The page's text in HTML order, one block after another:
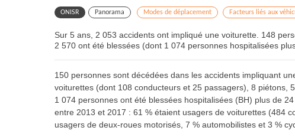
ONISR Panorama Modes de déplacement Facteurs liés aux
Sur 5 ans, 2 053 accidents ont impliqué une voiturette. 148
2 570 ont été blessées (dont 1 074 personnes hospitalisées
150 personnes sont décédées dans les accidents impliquant
voiturettes (dont 108 conducteurs et 25 passagers), 8 piétons,
1 074 personnes ont été blessées hospitalisées (BH) plus de
entre 2013 et 2017 : 61 % étaient usagers de voiturettes (484
usagers de deux-roues motorisés, 7 % automobilistes et 3 %